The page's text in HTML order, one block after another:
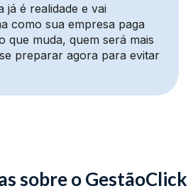
é realidade e vai
como sua empresa paga
que muda, quem será mais
preparar agora para evitar
sobre o GestãoClick